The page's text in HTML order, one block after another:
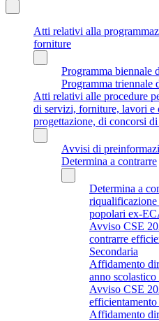
Atti relativi alla
forniture
Programma biennale
Programma triennale
Atti relativi alle procedure
di servizi, forniture, lavori e
progettazione, di concorsi
Avvisi di
Determina a contrarre
Determina a
riqualificazione
popolari ex-
Avviso CSE
contrarre
Secondaria
Affidamento
anno
Avviso CSE
efficientamento
Affidamento